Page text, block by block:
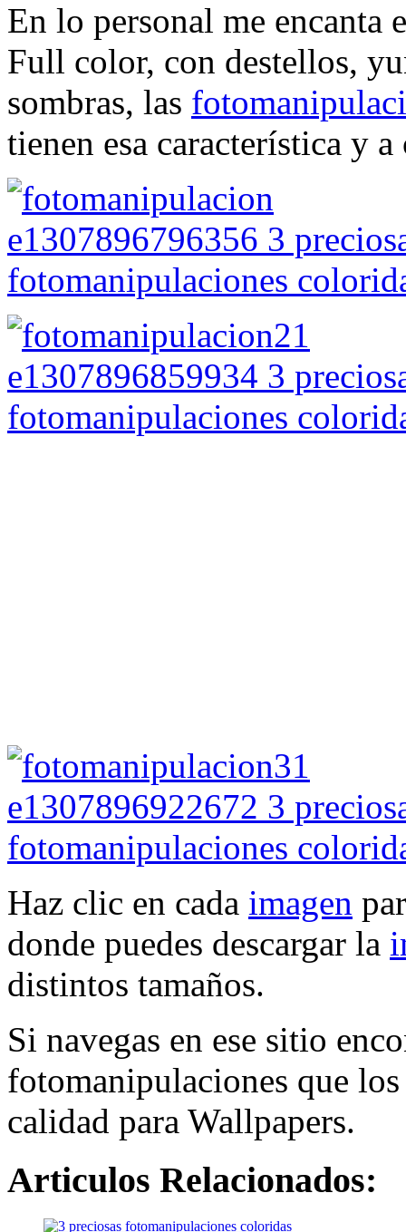
En lo personal me encanta
Full color, con destellos,
sombras, las
tienen esa característica y
Haz clic en cada imagen
donde puedes descargar la
distintos tamaños.
Si navegas en ese sitio
fotomanipulaciones que
calidad para Wallpapers.
Articulos Relacionados: